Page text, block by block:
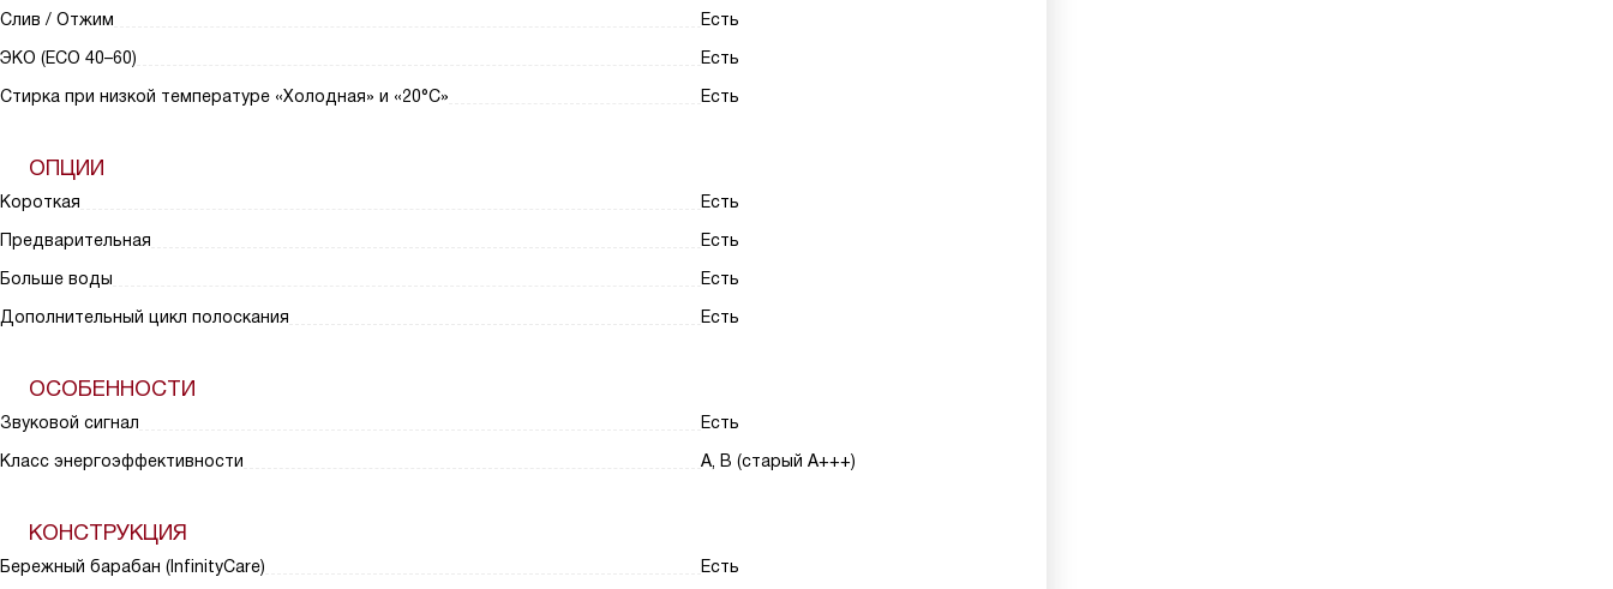
Слив / Отжим
Есть
ЭКО (ECO 40–60)
Есть
Стирка при низкой температуре «Холодная» и «20°С»
Есть
ОПЦИИ
Короткая
Есть
Предварительная
Есть
Больше воды
Есть
Дополнительный цикл полоскания
Есть
ОСОБЕННОСТИ
Звуковой сигнал
Есть
Класс энергоэффективности
A, B (старый A+++)
КОНСТРУКЦИЯ
Бережный барабан (InfinityCare)
Есть